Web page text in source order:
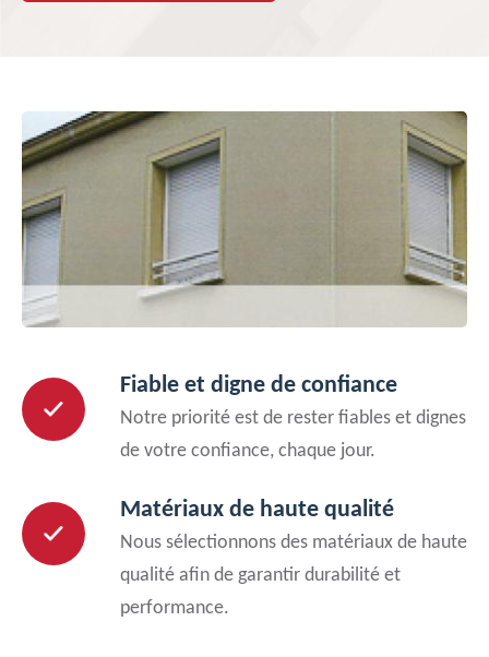
Fiable et digne de confiance
Notre priorité est de rester fiables et dignes
de votre confiance, chaque jour.
Matériaux de haute qualité
Nous sélectionnons des matériaux de haute
qualité afin de garantir durabilité et
performance.